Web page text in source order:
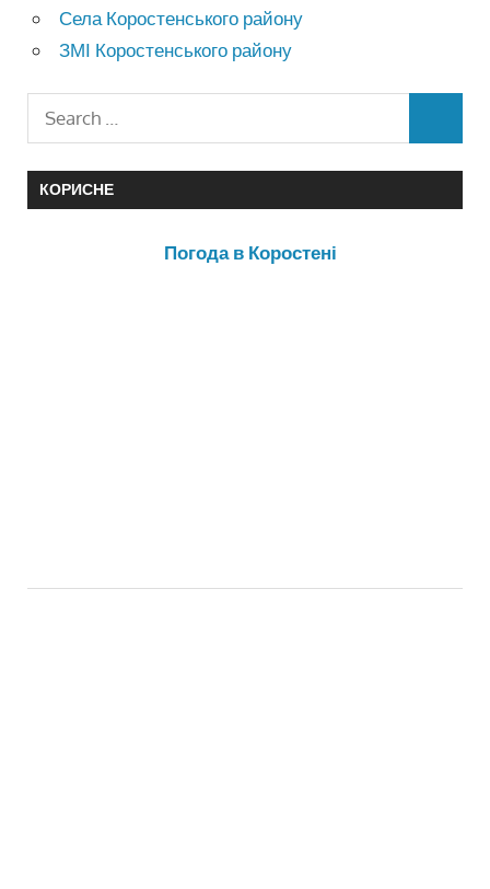
Села Коростенського району
ЗМІ Коростенського району
КОРИСНЕ
Погода в Коростені